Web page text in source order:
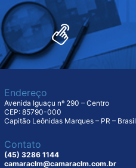
Endereço
Avenida Iguaçu nº 290 – Centro
CEP: 85790-000
Capitão Leônidas Marques – PR – Brasil
Contato
(45) 3286 1144
camaraclm@camaraclm.com.br